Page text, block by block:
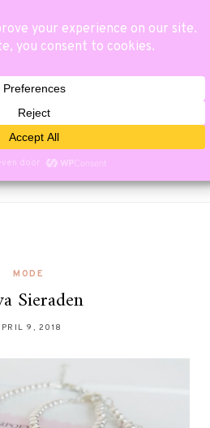
MODE
Sieraden
9, 2018